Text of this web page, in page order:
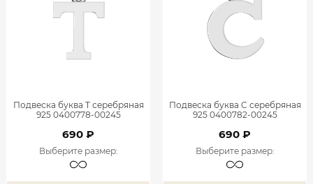
Подвеска буква T серебряная
925 0400778-00245
690 ₽
Выберите размер:
Подвеска буква C серебряная
925 0400782-00245
690 ₽
Выберите размер: